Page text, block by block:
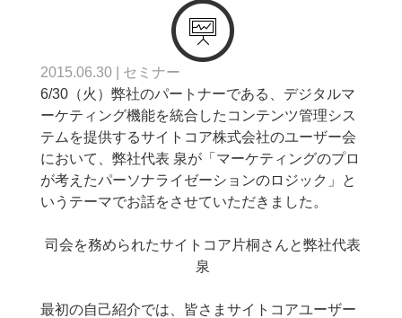
2015.06.30| セミナー
6/30（火）弊社のパートナーである、デジタルマ
ーケティング機能を統合したコンテンツ管理シス
テムを提供するサイトコア株式会社のユーザー会
において、弊社代表 泉が「マーケティングのプロ
が考えたパーソナライゼーションのロジック」と
いうテーマでお話をさせていただきました。
司会を務められたサイトコア片桐さんと弊社代表
泉
最初の自己紹介では、皆さまサイトコアユーザー